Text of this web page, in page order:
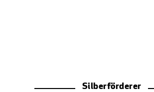
Silberförderer